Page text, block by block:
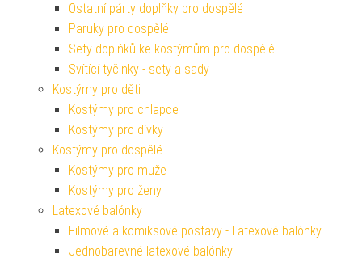
Ostatní párty doplňky pro dospělé
Paruky pro dospělé
Sety doplňků ke kostýmům pro dospělé
Svítící tyčinky - sety a sady
Kostýmy pro děti
Kostýmy pro chlapce
Kostýmy pro dívky
Kostýmy pro dospělé
Kostýmy pro muže
Kostýmy pro ženy
Latexové balónky
Filmové a komiksové postavy - Latexové balónky
Jednobarevné latexové balónky